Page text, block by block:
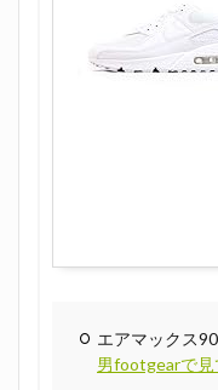
エアマックス
男footgearで見